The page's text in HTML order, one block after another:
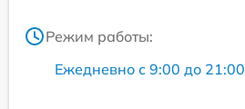
Режим работы:
Ежедневно с 9:00 до 21:00